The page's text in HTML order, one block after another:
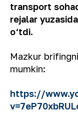
transport
rejalar
o‘tdi.
Mazkur
mumkin:
https://